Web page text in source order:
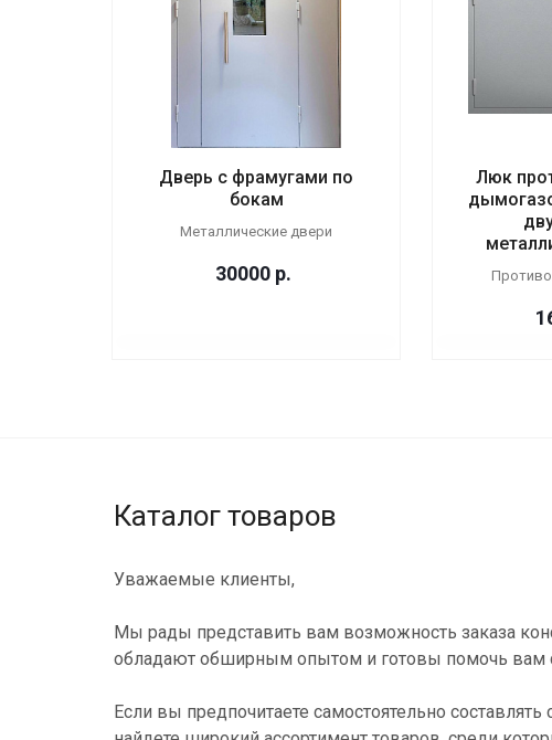
Дверь с фрамугами по
бокам
Металлические двери
30000 р.
Люк
Каталог товаров
Уважаемые клиенты,
Мы рады представить вам возможность заказа
обладают обширным опытом и готовы помочь вам
Если вы предпочитаете самостоятельно